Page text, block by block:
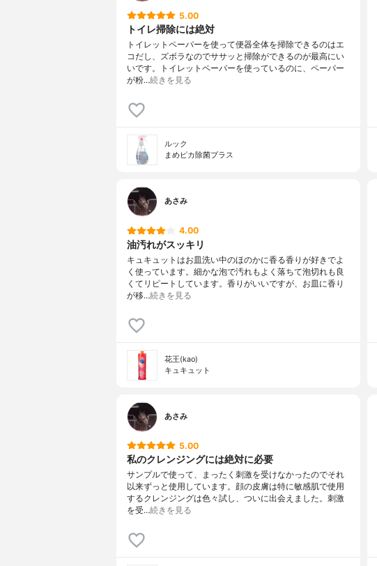
5.00
トイレ掃除には絶対
トイレットペーパーを使って便器全体を掃除できるのはエ
コだし、ズボラなのでササッと掃除ができるのが最高にい
いです。トイレットペーパーを使っているのに、ペーパー
が粉…続きを見る
ルック
まめピカ除菌プラス
あさみ
4.00
油汚れがスッキリ
キュキュットはお皿洗い中のほのかに香る香りが好きでよ
く使っています。細かな泡で汚れもよく落ちて泡切れも良
くてリピートしています。香りがいいですが、お皿に香り
が移…続きを見る
花王(kao)
キュキュット
あさみ
5.00
私のクレンジングには絶対に必要
サンプルで使って、まったく刺激を受けなかったのでそれ
以来ずっと使用しています。顔の皮膚は特に敏感肌で使用
するクレンジングは色々試し、ついに出会えました。刺激
を受…続きを見る